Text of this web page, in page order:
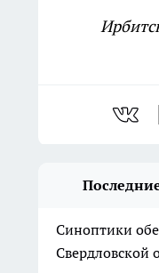
Синоптики
Свердловской